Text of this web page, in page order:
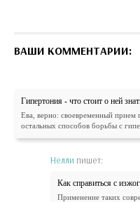
ВАШИ КОММЕНТАРИИ:
Гипертония - что стоит о ней
Ева, верно: своевременный прием
остальных способов борьбы с
Нелли пишет:
Как справиться с
Применение таких